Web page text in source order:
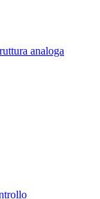
analoga